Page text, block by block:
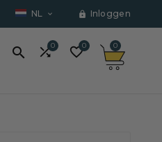
NL   Inloggen
 0 0 0